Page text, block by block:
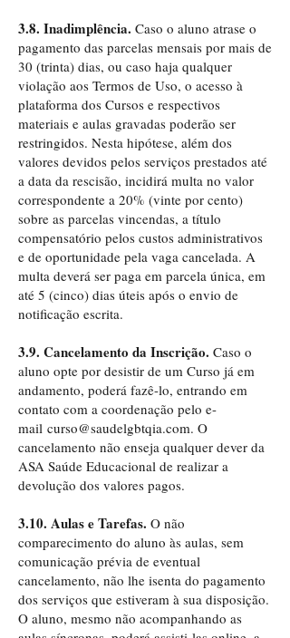
3.8. Inadimplência. Caso o aluno atrase o
pagamento das parcelas mensais por mais de
30 (trinta) dias, ou caso haja qualquer
violação aos Termos de Uso, o acesso à
plataforma dos Cursos e respectivos
materiais e aulas gravadas poderão ser
restringidos. Nesta hipótese, além dos
valores devidos pelos serviços prestados até
a data da rescisão, incidirá multa no valor
correspondente a 20% (vinte por cento)
sobre as parcelas vincendas, a título
compensatório pelos custos administrativos
e de oportunidade pela vaga cancelada. A
multa deverá ser paga em parcela única, em
até 5 (cinco) dias úteis após o envio de
notificação escrita.
3.9. Cancelamento da Inscrição. Caso o
aluno opte por desistir de um Curso já em
andamento, poderá fazê-lo, entrando em
contato com a coordenação pelo e-
mail curso@saudelgbtqia.com. O
cancelamento não enseja qualquer dever da
ASA Saúde Educacional de realizar a
devolução dos valores pagos.
3.10. Aulas e Tarefas. O não
comparecimento do aluno às aulas, sem
comunicação prévia de eventual
cancelamento, não lhe isenta do pagamento
dos serviços que estiveram à sua disposição.
O aluno, mesmo não acompanhando as